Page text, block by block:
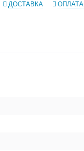
ДОСТАВКА ОПЛАТА